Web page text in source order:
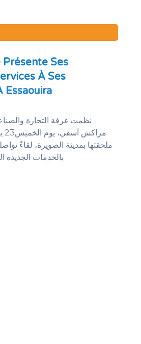
Présente Ses
À Ses
Essaouira
نظمت غرفة التجارة
ملحقتها بمدينة الصويرة، لقاءً
بالخدمات الجديدة